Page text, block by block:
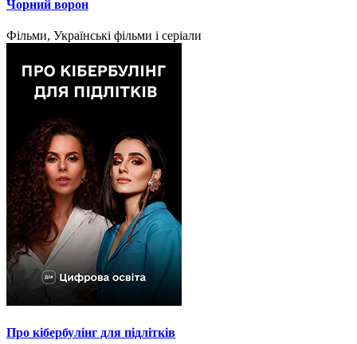
Чорний ворон
Фільми, Українські фільми і серіали
Про кібербулінг для підлітків